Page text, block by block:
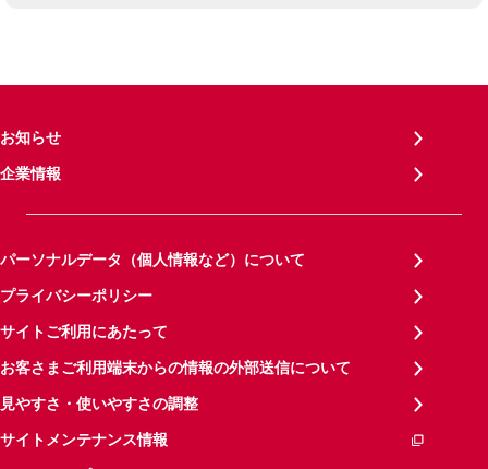
お知らせ
企業情報
パーソナルデータ（個人情報など）について
プライバシーポリシー
サイトご利用にあたって
お客さまご利用端末からの情報の外部送信について
見やすさ・使いやすさの調整
サイトメンテナンス情報